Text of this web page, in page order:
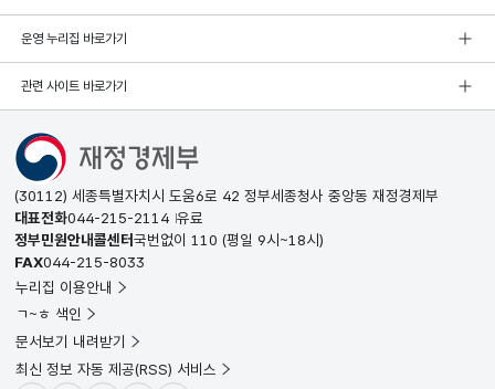
운영 누리집 바로가기
관련 사이트 바로가기
(30112) 세종특별자치시 도움6로 42 정부세종청사 중앙동 재정경제부
대표전화044-215-2114 유료
정부민원안내콜센터국번없이 110 (평일 9시~18시)
FAX044-215-8033
누리집 이용안내
ㄱ~ㅎ 색인
문서보기 내려받기
최신 정보 자동 제공(RSS) 서비스